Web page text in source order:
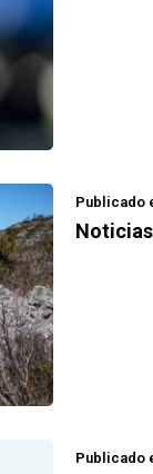
Publicado
Publicado